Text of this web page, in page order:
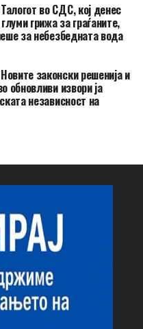
во СДС, кој денес
грижа за граѓаните,
за небезбедната вода
законски решенија и
обновливи извори ја
независност на